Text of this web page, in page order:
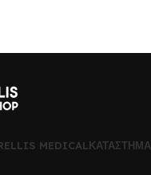
MEDICALΚΑΤΆΣΤΗΜΑ